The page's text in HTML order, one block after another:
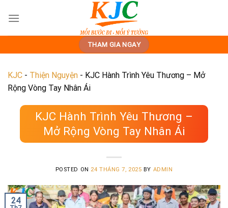
THAM GIA NGAY
KJC - Thiện Nguyện - KJC Hành Trình Yêu Thương – Mở
Rộng Vòng Tay Nhân Ái
KJC Hành Trình Yêu Thương –
Mở Rộng Vòng Tay Nhân Ái
POSTED ON 24 THÁNG 7, 2025 BY ADMIN
24